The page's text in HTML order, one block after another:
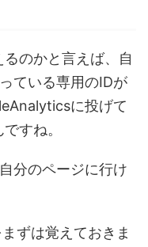
のかと言えば、自
ている専用のIDが
に投げて
すね。
分のページに行け
ずは覚えておきま